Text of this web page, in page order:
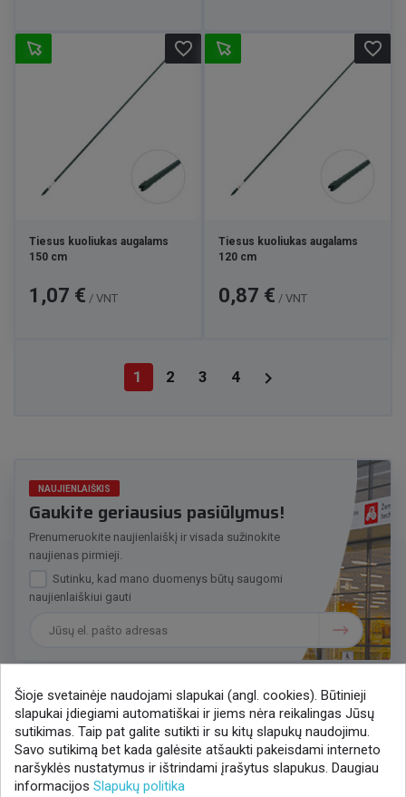
Tiesus kuoliukas augalams
150 cm
Kaina
1,07 € / VNT
favorite_border
Tiesus kuoliukas augalams
120 cm
Kaina
0,87 € / VNT
favorite_border
1 2 3 4 
NAUJIENLAIŠKIS
Gaukite geriausius pasiūlymus!
Prenumeruokite naujienlaiškį ir visada sužinokite
naujienas pirmieji.
Sutinku, kad mano duomenys būtų saugomi
naujienlaiškiui gauti
Susisiekime
+370 37 405401
lytagra@lytagra.lt
Šioje svetainėje naudojami slapukai (angl. cookies). Būtinieji
slapukai įdiegiami automatiškai ir jiems nėra reikalingas Jūsų
sutikimas. Taip pat galite sutikti ir su kitų slapukų naudojimu.
Savo sutikimą bet kada galėsite atšaukti pakeisdami interneto
naršyklės nustatymus ir ištrindami įrašytus slapukus. Daugiau
informacijos Slapukų politika